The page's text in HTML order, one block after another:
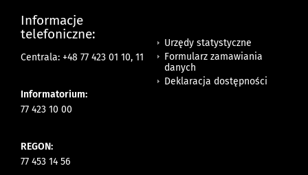
Informacje
telefoniczne:
Centrala: +48 77 423 01 10, 11
Informatorium:
77 423 10 00
REGON:
77 453 14 56
Urzędy statystyczne
Formularz zamawiania
danych
Deklaracja dostępności